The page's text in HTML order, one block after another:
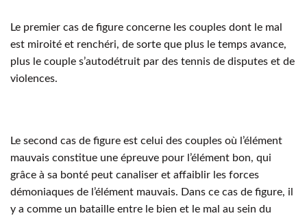
Le premier cas de figure concerne les couples dont le mal
est miroité et renchéri, de sorte que plus le temps avance,
plus le couple s’autodétruit par des tennis de disputes et de
violences.
Le second cas de figure est celui des couples où l’élément
mauvais constitue une épreuve pour l’élément bon, qui
grâce à sa bonté peut canaliser et affaiblir les forces
démoniaques de l’élément mauvais. Dans ce cas de figure, il
y a comme un bataille entre le bien et le mal au sein du